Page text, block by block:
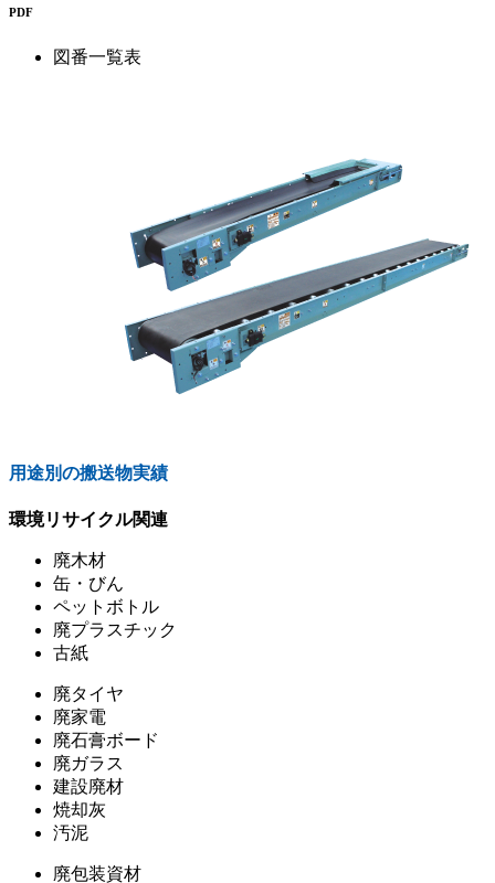
PDF
図番一覧表
用途別の搬送物実績
環境リサイクル関連
廃木材
缶・びん
ペットボトル
廃プラスチック
古紙
廃タイヤ
廃家電
廃石膏ボード
廃ガラス
建設廃材
焼却灰
汚泥
廃包装資材